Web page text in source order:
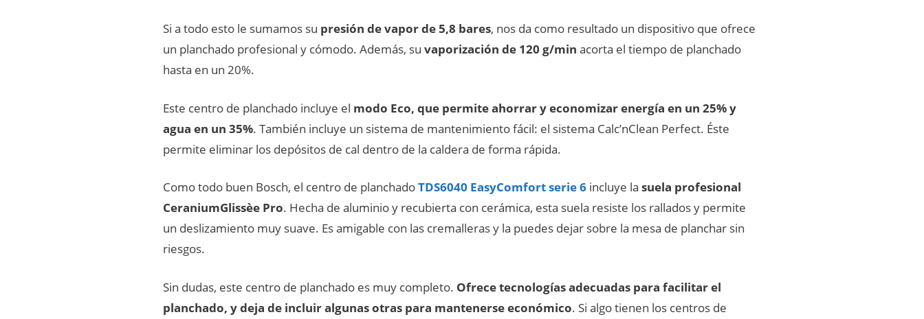
Si a todo esto le sumamos su presión de vapor de 5,8 bares, nos da como resultado un dispositivo que ofrece
un planchado profesional y cómodo. Además, su vaporización de 120 g/min acorta el tiempo de planchado
hasta en un 20%.
Este centro de planchado incluye el modo Eco, que permite ahorrar y economizar energía en un 25% y
agua en un 35%. También incluye un sistema de mantenimiento fácil: el sistema Calc’nClean Perfect. Éste
permite eliminar los depósitos de cal dentro de la caldera de forma rápida.
Como todo buen Bosch, el centro de planchadoTDS6040 EasyComfort serie 6 incluye la suela profesional
CeraniumGlissèe Pro. Hecha de aluminio y recubierta con cerámica, esta suela resiste los rallados y permite
un deslizamiento muy suave. Es amigable con las cremalleras y la puedes dejar sobre la mesa de planchar sin
riesgos.
Sin dudas, este centro de planchado es muy completo. Ofrece tecnologías adecuadas para facilitar el
planchado, y deja de incluir algunas otras para mantenerse económico. Si algo tienen los centros de